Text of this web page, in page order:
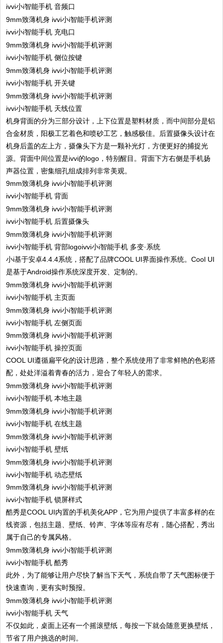
ivvi小i智能手机 音频口
ivvi小i智能手机 充电口
ivvi小i智能手机 侧位按键
ivvi小i智能手机 开关键
ivvi小i智能手机 天线位置
机身背面的分为三部分设计，上下位置是塑料材质，而中间部分是铝
合金材质，阳极工艺着色和喷砂工艺，触感极佳。后置摄像头设计在
机身后盖的左上方，摄像头下方是一颗补光灯，方便更好的捕捉光
源。背面中间位置是ivvi的logo，特别醒目。背面下方右侧是手机扬
声器位置，密集细孔组成排列非常美观。
ivvi小i智能手机 背面
ivvi小i智能手机 后置摄像头
ivvi小i智能手机 背部logoivvi小i智能手机 多变·系统
小i基于安卓4.4.4系统，搭配了品牌COOL UI界面操作系统。Cool UI
是基于Android操作系统深度开发、定制的。
ivvi小i智能手机 主页面
ivvi小i智能手机 左侧页面
ivvi小i智能手机 操控页面
COOL UI遵循扁平化的设计思路，整个系统使用了非常鲜艳的色彩搭
配，处处洋溢着青春的活力，迎合了年轻人的需求。
ivvi小i智能手机 本地主题
ivvi小i智能手机 在线主题
ivvi小i智能手机 壁纸
ivvi小i智能手机 动态壁纸
ivvi小i智能手机 锁屏样式
酷秀是COOL UI内置的手机美化APP，它为用户提供了丰富多样的在
线资源，包括主题、壁纸、铃声、字体等应有尽有，随心搭配，秀出
属于自己的专属风格。
ivvi小i智能手机 酷秀
此外，为了能够让用户尽快了解当下天气，系统自带了天气图标便于
快速查询，更有实时预报。
ivvi小i智能手机 天气
不仅如此，桌面上还有一个摇滚壁纸，每按一下就会随意更换壁纸，
节省了用户挑选的时间。